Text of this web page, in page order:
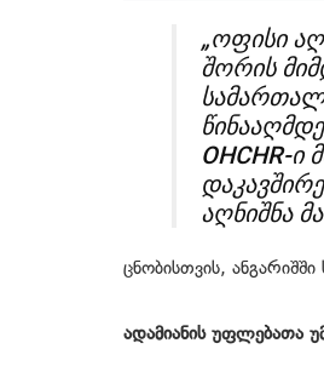
„ოფისი
შორის
OHCHR-
აღნიშნა
ცნობისთვის,
ადამიანის უფლებათა